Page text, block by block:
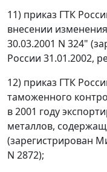
11) приказ ГТК
внесении
30.03.2001 N 324"
России 31.01.2002,
12) приказ ГТК
таможенного
в 2001 году
металлов,
(зарегистрирован
N 2872);